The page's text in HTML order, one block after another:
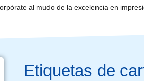
al mudo de la excelencia en
Etiquetas de